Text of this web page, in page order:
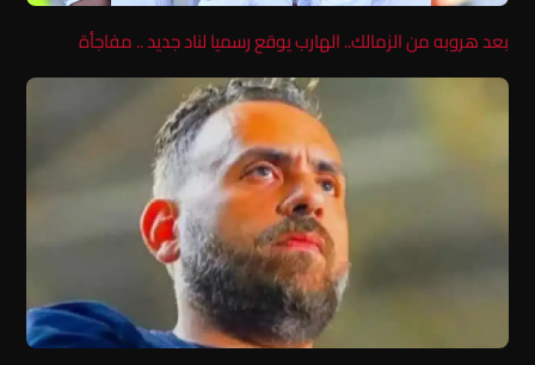
بعد هروبه من الزمالك.. الهارب يوقع رسميا لناد جديد .. مفاجأة